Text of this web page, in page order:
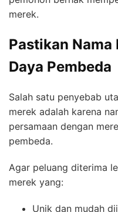
merek.
Pastikan
Daya Pembeda
Salah satu penyebab
merek adalah karena
persamaan dengan
pembeda.
Agar peluang diterima
merek yang:
Unik dan mudah